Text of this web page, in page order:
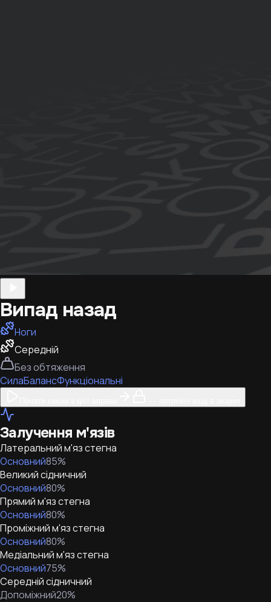
Випад назад
Ноги
Середній
Без обтяження
СилаБалансФункціональні
Залучення м'язів
Латеральний м'яз стегна
Основний85%
Великий сідничний
Основний80%
Прямий м'яз стегна
Основний80%
Проміжний м'яз стегна
Основний80%
Медіальний м'яз стегна
Основний75%
Середній сідничний
Допоміжний20%